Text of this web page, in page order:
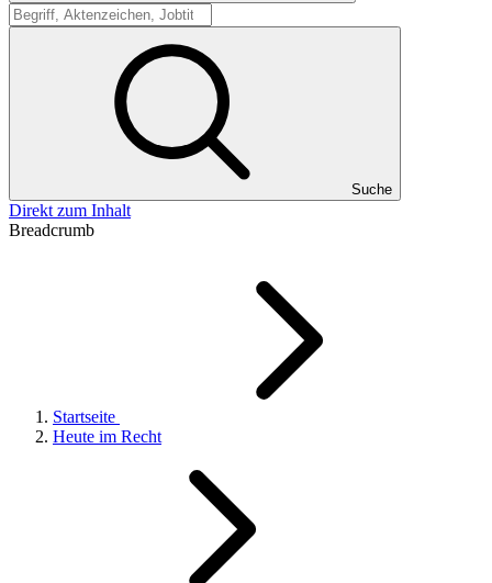
Suche
Suche
Direkt zum Inhalt
Breadcrumb
Startseite
Heute im Recht